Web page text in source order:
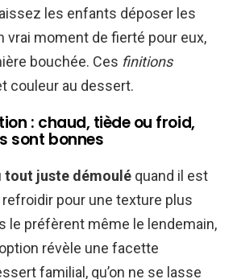
les enfants déposer les
vrai moment de fierté pour eux,
bouchée. Ces finitions
couleur au dessert.
: chaud, tiède ou froid,
sont bonnes
tout juste démoulé quand il est
pour une texture plus
le préfèrent même le lendemain,
révèle une facette
familial, qu’on ne se lasse